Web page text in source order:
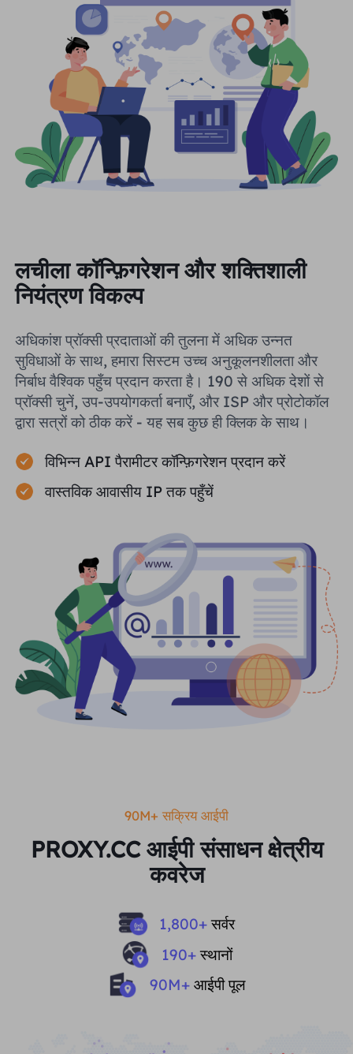
लचीला कॉन्फ़िगरेशन और शक्तिशाली
नियंत्रण विकल्प
अधिकांश प्रॉक्सी प्रदाताओं की तुलना में अधिक उन्नत
सुविधाओं के साथ, हमारा सिस्टम उच्च अनुकूलनशीलता और
निर्बाध वैश्विक पहुँच प्रदान करता है। 190 से अधिक देशों से
प्रॉक्सी चुनें, उप-उपयोगकर्ता बनाएँ, और ISP और प्रोटोकॉल
द्वारा सत्रों को ठीक करें - यह सब कुछ ही क्लिक के साथ।
विभिन्न API पैरामीटर कॉन्फ़िगरेशन प्रदान करें
वास्तविक आवासीय IP तक पहुँचें
90M+ सक्रिय आईपी
PROXY.CC आईपी संसाधन क्षेत्रीय
कवरेज
1,800+सर्वर
190+स्थानों
90M+ आईपी ​​​​पूल